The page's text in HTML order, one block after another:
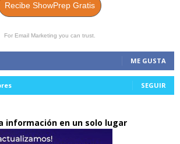
Recibe ShowPrep Gratis
For Email Marketing you can trust.
ME GUSTA
SEGUIR
información en un solo lugar